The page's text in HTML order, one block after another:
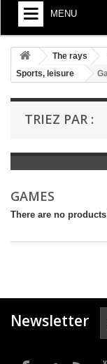
MENU
BOOKS : ARTS AND
BOOKS : LITERATURE
BOOKS : YOUTH
LIVRES ANCIENS
The rays
Sports, leisure
TRIEZ PAR :
GAMES
There are no
Newsletter